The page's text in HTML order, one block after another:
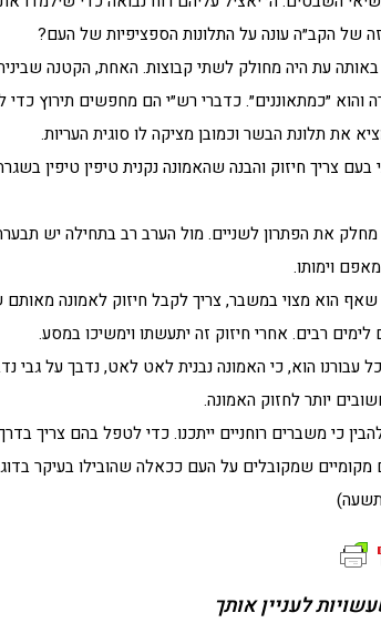
של הקב״ה עונה על התלונות הספציפיות של העם?
עת היה מחולק לשתי קבוצות. האחת, הקטנה
והוא ״כמתאוננים״. כדברי רש״י הם מחפשים תירוץ כדי
את תלונת הבשר וכמובן מציקה לו סוגית העריות.
צריך חיזוק והבנה שהאמונה נקנית טיפין טיפין
את הפתרון לשניים. מול הערב רב בתחילה יש
וימותו.
הוא מצוי במשבר, צריך לקבל חיזוק לאמונה
רבים. אחרי חיזוק זה יתעשתו וימשיכו במסע.
עבורנו הוא, כי האמונה נבנית לאט לאט, נדבך על גבי
יותר לחזוק האמונה.
כי משברים רוחניים ייתכנו. כדי לטפל בהם צריך
מקומיים שמקובלים על העם ככאלה שהובילו בעיקר
לעניין אותך